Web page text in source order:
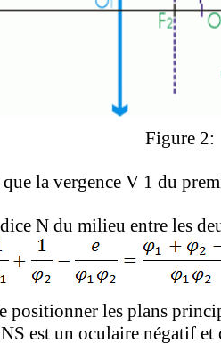
Figure 2:
la vergence V 1 du
N du milieu entre les
positionner les plans
est un oculaire négatif